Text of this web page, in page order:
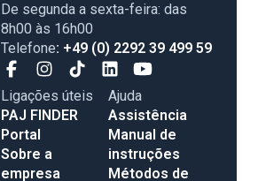
De segunda a sexta-feira: das
8h00 às 16h00
Telefone: +49 (0) 2292 39 499 59
Ligações úteis
PAJ FINDER
Portal
Sobre a
empresa
Ajuda
Assistência
Manual de
instruções
Métodos de